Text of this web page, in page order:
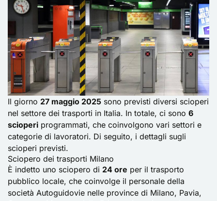
Il giorno 27 maggio 2025 sono previsti diversi scioperi
nel settore dei trasporti in Italia. In totale, ci sono 6
scioperi programmati, che coinvolgono vari settori e
categorie di lavoratori. Di seguito, i dettagli sugli
scioperi previsti.
Sciopero dei trasporti Milano
È indetto uno sciopero di 24 ore per il trasporto
pubblico locale, che coinvolge il personale della
società Autoguidovie nelle province di Milano, Pavia,